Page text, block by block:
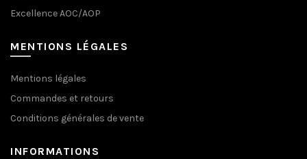
Excellence AOC/AOP
MENTIONS LÉGALES
Mentions légales
Commandes et retours
Conditions générales de vente
INFORMATIONS